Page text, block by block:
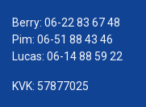
Berry: 06-22 83 67 48
Pim: 06-51 88 43 46
Lucas: 06-14 88 59 22
KVK: 57877025